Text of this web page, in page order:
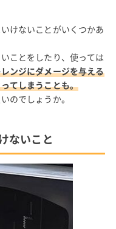
けないことがいくつかあ
ことをしたり、使っては
ンジにダメージを与える
てしまうことも。
のでしょうか。
ないこと